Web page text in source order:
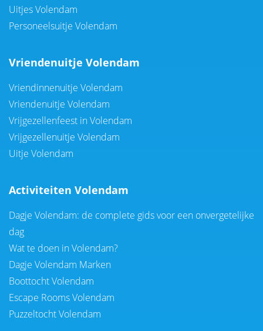
Uitjes Volendam
Personeelsuitje Volendam
Vriendenuitje Volendam
Vriendinnenuitje Volendam
Vriendenuitje Volendam
Vrijgezellenfeest in Volendam
Vrijgezellenuitje Volendam
Uitje Volendam
Activiteiten Volendam
Dagje Volendam: de complete gids voor een onvergetelijke
dag
Wat te doen in Volendam?
Dagje Volendam Marken
Boottocht Volendam
Escape Rooms Volendam
Puzzeltocht Volendam